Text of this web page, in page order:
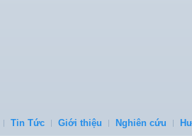
Tin Tức Giới thiệu Nghiên cứu